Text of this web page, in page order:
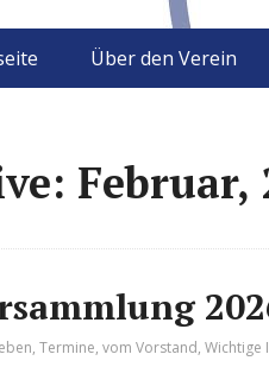
Über den Verein
Februar,
, Termine, vom Vorstand, Wichtige